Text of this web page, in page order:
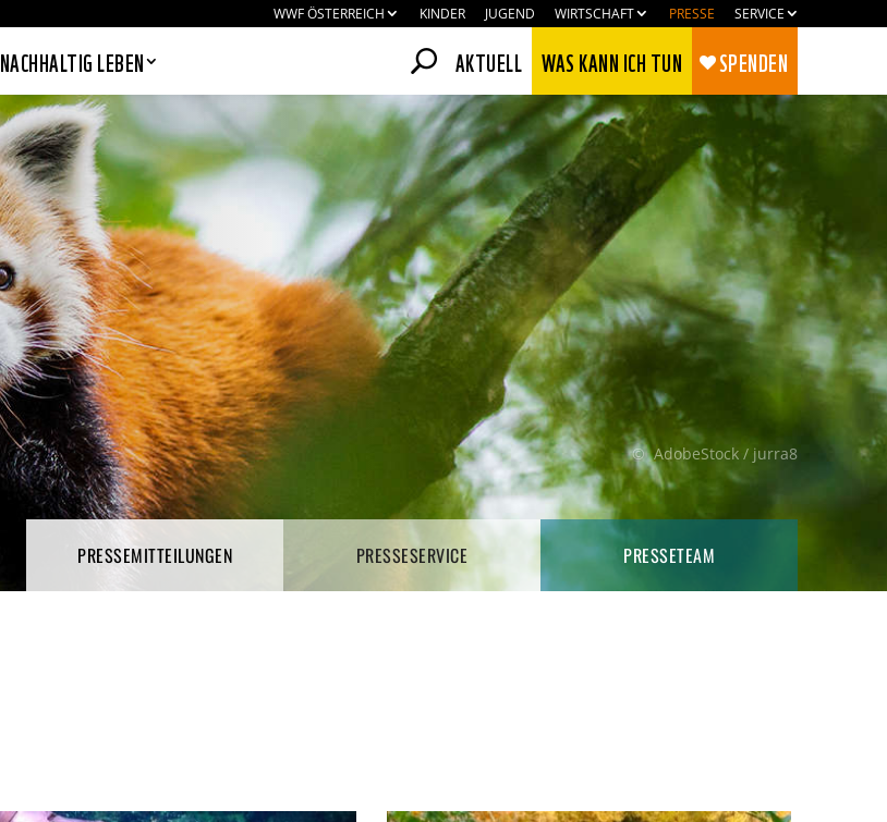
WWF ÖSTERREICH KINDER JUGEND WIRTSCHAFT PRESSE SERVICE
NACHHALTIG LEBEN AKTUELL WAS KANN ICH TUN SPENDEN
© AdobeStock / jurra8
PRESSEMITTEILUNGEN PRESSESERVICE PRESSETEAM
PANDAS LIEBEN COOKIES, WIR
AUCH!
Cookies helfen unser Angebot
nutzerfreundlich zu gestalten & erlauben
uns eine Analyse der Zugriffe auf die
Website. Infos dazu findest du in unserer
Datenschutzerklärung. Unter
Einstellungen kannst du verwalten,
welche Art von Cookies gesetzt werden.
Deine Auswahl kannst du über den
entsprechenden Link im Footer der
Website jederzeit widerrufen.
Zustimmen Ablehnen